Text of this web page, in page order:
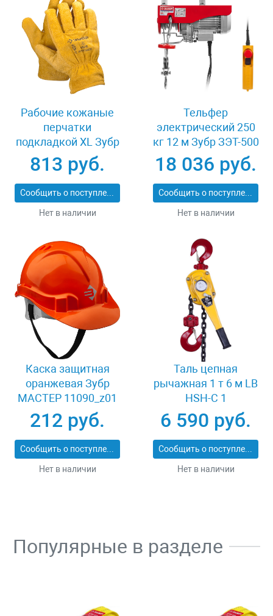
Рабочие кожаные
перчатки
подкладкой XL Зубр
МАСТЕР 1135-XL
813 руб.
Сообщить о поступлении
Нет в наличии
Тельфер
электрический 250
кг 12 м Зубр ЗЭТ-500
18 036 руб.
Сообщить о поступлении
Нет в наличии
Каска защитная
оранжевая Зубр
МАСТЕР 11090_z01
212 руб.
Сообщить о поступлении
Нет в наличии
Таль цепная
рычажная 1 т 6 м LB
HSH-C 1
6 590 руб.
Сообщить о поступлении
Нет в наличии
Популярные в разделе